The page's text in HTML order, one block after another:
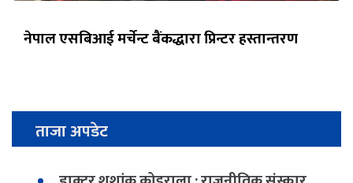
नेपाल एसबिआई मर्चेन्ट बैंकद्धारा प्रिन्टर हस्तान्तरण
ताजा अपडेट